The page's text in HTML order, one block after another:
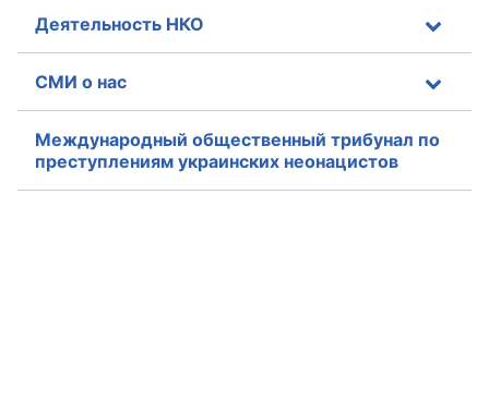
Деятельность НКО
СМИ о нас
Международный общественный трибунал по
преступлениям украинских неонацистов